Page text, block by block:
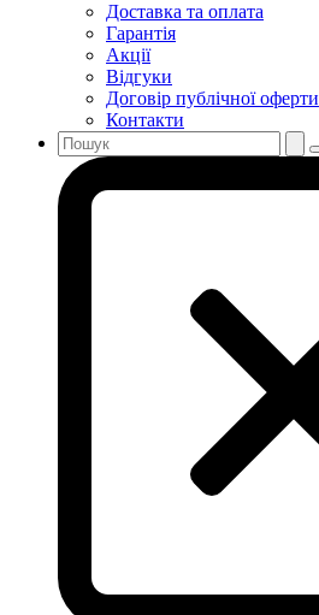
Доставка та оплата
Гарантія
Акції
Відгуки
Договір публічної оферти
Контакти